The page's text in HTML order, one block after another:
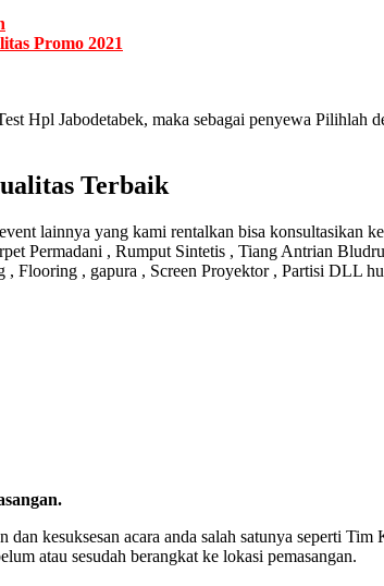
Promo 2021
Hpl Jabodetabek, maka sebagai penyewa
Terbaik
lainnya yang kami rentalkan bisa konsultasikan
Permadani , Rumput Sintetis , Tiang Antrian
, gapura , Screen Proyektor , Partisi DLL
kesuksesan acara anda salah satunya seperti
atau sesudah berangkat ke lokasi pemasangan.